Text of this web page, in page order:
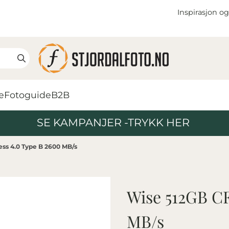
Inspirasjon
FotoguideB2B
SE KAMPANJER -TRYKK HER
4.0 Type B 2600 MB/s
Wise 512GB
MB/s